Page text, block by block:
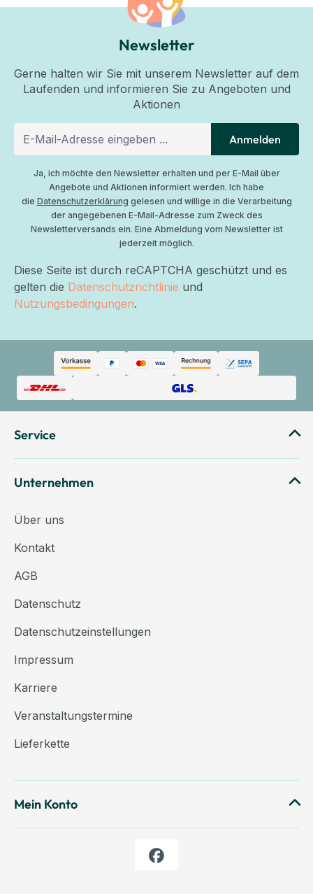
Newsletter
Gerne halten wir Sie mit unserem Newsletter auf dem
Laufenden und informieren Sie zu Angeboten und
Aktionen
Anmelden
Ja, ich möchte den Newsletter erhalten und per E-Mail über
Angebote und Aktionen informiert werden. Ich habe
die Datenschutzerklärung gelesen und willige in die Verarbeitung
der angegebenen E-Mail-Adresse zum Zweck des
Newsletterversands ein. Eine Abmeldung vom Newsletter ist
jederzeit möglich.
Diese Seite ist durch reCAPTCHA geschützt und es
gelten die Datenschutzrichtlinie und
Nutzungsbedingungen.
Service
Unternehmen
Über uns
Kontakt
AGB
Datenschutz
Datenschutzeinstellungen
Impressum
Karriere
Veranstaltungstermine
Lieferkette
Mein Konto